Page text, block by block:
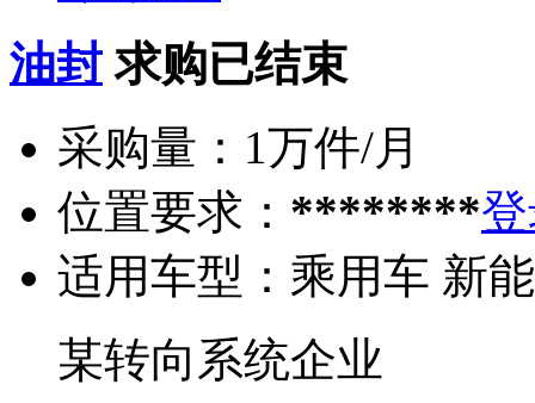
油封 求购已结束
采购量： 1万件/月
位置要求： ********
适用车型： 乘用车 新
某转向系统企业